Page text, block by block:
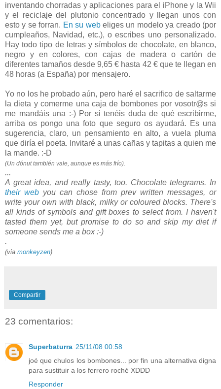
inventando chorradas y aplicaciones para el iPhone y la Wii
y el reciclaje del plutonio concentrado y llegan unos con
esto y se forran. En su web eliges un modelo ya creado (por
cumpleaños, Navidad, etc.), o escribes uno personalizado.
Hay todo tipo de letras y símbolos de chocolate, en blanco,
negro y en colores, con cajas de madera o cartón de
diferentes tamaños desde 9,65 € hasta 42 € que te llegan en
48 horas (a España) por mensajero.
Yo no los he probado aún, pero haré el sacrifico de saltarme
la dieta y comerme una caja de bombones por vosotr@s si
me mandáis una :-) Por si tenéis duda de qué escribirme,
arriba os pongo una foto que seguro os ayudará. Es una
sugerencia, claro, un pensamiento en alto, a vuela pluma
que diría el poeta. Invitaré a unas cañas y tapitas a quien me
la mande. :-D
(Un dónut también vale, aunque es más frío).
...
A great idea, and really tasty, too. Chocolate telegrams. In
their web you can chose from prev written messages, or
write your own with black, milky or coloured blocks. There's
all kinds of symbols and gift boxes to select from. I haven't
tasted them yet, but promise to do so and skip my diet if
someone sends me a box :-)
.
(via monkeyzen)
Compartir
23 comentarios:
Superbaturra 25/11/08 00:58
joé que chulos los bombones... por fin una alternativa digna
para sustituir a los ferrero roché XDDD
Responder